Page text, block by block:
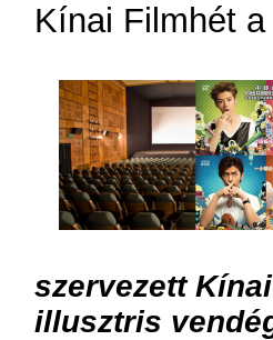
Kínai Filmhét
szervezett
illusztris